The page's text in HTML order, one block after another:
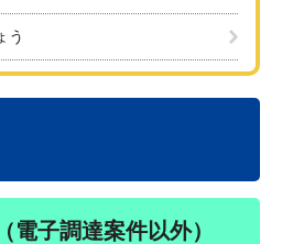
う
電子調達案件以外）